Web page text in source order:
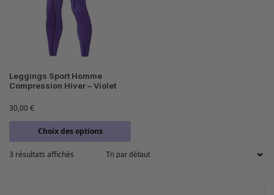
Leggings Sport Homme
Compression Hiver – Violet
30,00€
Choix des options
3 résultats affichés